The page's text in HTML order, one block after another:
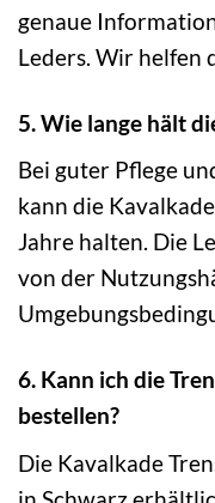
genaue
Leders. Wir helfen
5. Wie lange hält
Bei guter Pflege
kann die
Jahre halten. Die
von der
6. Kann ich die
bestellen?
Die Kavalkade